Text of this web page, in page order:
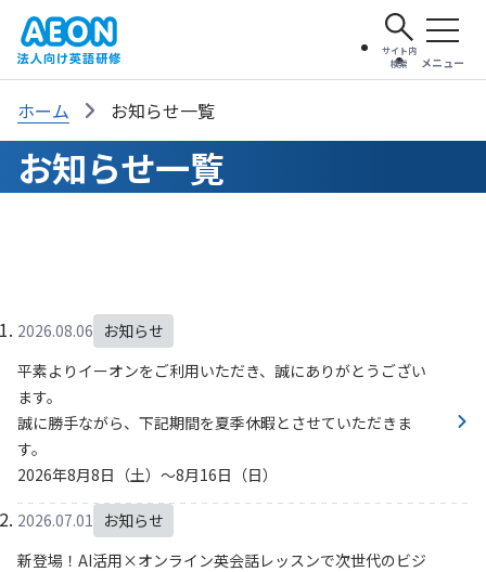
サイト内
検索
メニュー
ホーム お知らせ一覧
お知らせ一覧
2026.08.06 お知らせ
平素よりイーオンをご利用いただき、誠にありがとうござい
ます。
誠に勝手ながら、下記期間を夏季休暇とさせていただきま
す。
2026年8月8日（土）～8月16日（日）
2026.07.01 お知らせ
新登場！AI活用×オンライン英会話レッスンで次世代のビジ